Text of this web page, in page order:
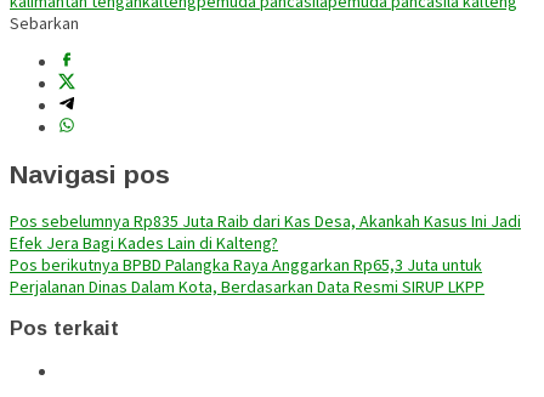
Sebarkan
Navigasi pos
Pos sebelumnya Rp835 Juta Raib dari Kas Desa, Akankah Kasus Ini Jadi
Efek Jera Bagi Kades Lain di Kalteng?
Pos berikutnya BPBD Palangka Raya Anggarkan Rp65,3 Juta untuk
Perjalanan Dinas Dalam Kota, Berdasarkan Data Resmi SIRUP LKPP
Pos terkait